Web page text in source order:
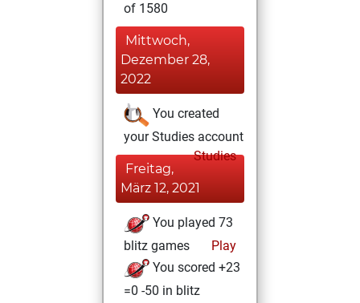
of 1580
Mittwoch,
Dezember 28,
2022
You created
your Studies account
Studies
Freitag,
März 12, 2021
You played 73
blitz games
Play
You scored +23
=0 -50 in blitz